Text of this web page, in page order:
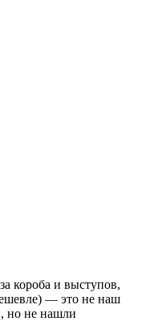
короба и выступов,
— это не наш
но не нашли